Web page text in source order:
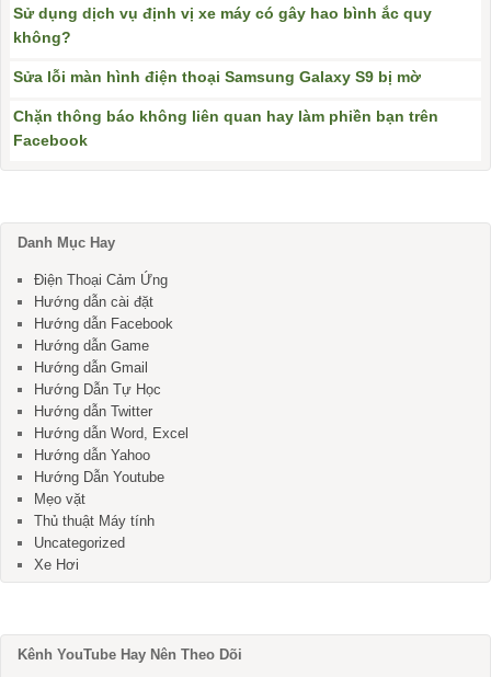
Sử dụng dịch vụ định vị xe máy có gây hao bình ắc quy
không?
Sửa lỗi màn hình điện thoại Samsung Galaxy S9 bị mờ
Chặn thông báo không liên quan hay làm phiền bạn trên
Facebook
Danh Mục Hay
Điện Thoại Cảm Ứng
Hướng dẫn cài đặt
Hướng dẫn Facebook
Hướng dẫn Game
Hướng dẫn Gmail
Hướng Dẫn Tự Học
Hướng dẫn Twitter
Hướng dẫn Word, Excel
Hướng dẫn Yahoo
Hướng Dẫn Youtube
Mẹo vặt
Thủ thuật Máy tính
Uncategorized
Xe Hơi
Kênh YouTube Hay Nên Theo Dõi